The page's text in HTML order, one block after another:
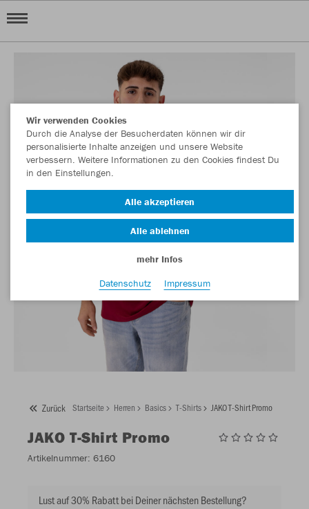
Zurück Startseite Herren Basics T-Shirts JAKO T-Shirt Promo
JAKO T-Shirt Promo
Artikelnummer: 6160
Lust auf 30% Rabatt bei Deiner nächsten Bestellung?
Wir verwenden Cookies
Durch die Analyse der Besucherdaten können wir dir
personalisierte Inhalte anzeigen und unsere Website
verbessern. Weitere Informationen zu den Cookies findest Du
in den Einstellungen.
Alle akzeptieren
Alle ablehnen
mehr Infos
Datenschutz
Impressum